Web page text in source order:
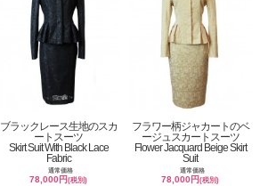
ブラックレース生地のスカ
ートスーツ
Skirt Suit With Black Lace
Fabric
通常価格
78,000円(税別)
フラワー柄ジャカートのベ
ージュスカートスーツ
Flower Jacquard Beige Skirt
Suit
通常価格
78,000円(税別)